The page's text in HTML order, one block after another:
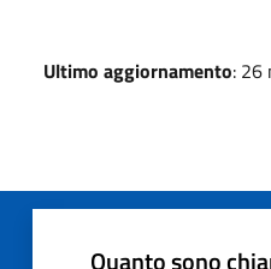
Ultimo aggiornamento: 26
Quanto sono